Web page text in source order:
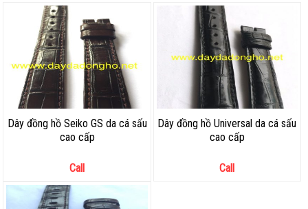
Dây đồng hồ Seiko GS da cá sấu
cao cấp
Call
Dây đồng hồ Universal da cá sấu
cao cấp
Call